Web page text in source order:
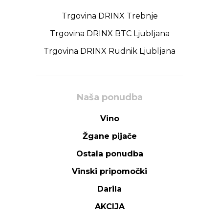
Trgovina DRINX Trebnje
Trgovina DRINX BTC Ljubljana
Trgovina DRINX Rudnik Ljubljana
Naša ponudba
Vino
Žgane pijače
Ostala ponudba
Vinski pripomočki
Darila
AKCIJA